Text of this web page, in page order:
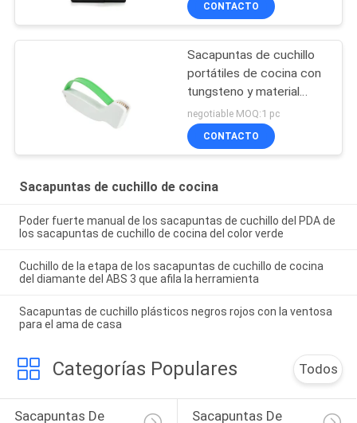
CONTACTO
Sacapuntas de cuchillo
portátiles de cocina con
tungsteno y material
plástico del ABS
negotiable MOQ:1 pc
CONTACTO
Sacapuntas de cuchillo de cocina
Poder fuerte manual de los sacapuntas de cuchillo del PDA de
los sacapuntas de cuchillo de cocina del color verde
Cuchillo de la etapa de los sacapuntas de cuchillo de cocina
del diamante del ABS 3 que afila la herramienta
Sacapuntas de cuchillo plásticos negros rojos con la ventosa
para el ama de casa
Categorías Populares Todos
Sacapuntas De Sacapuntas De